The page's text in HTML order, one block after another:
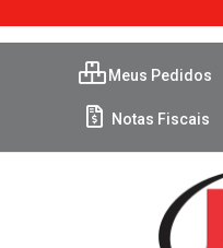
Meus Pedidos
Notas Fiscais